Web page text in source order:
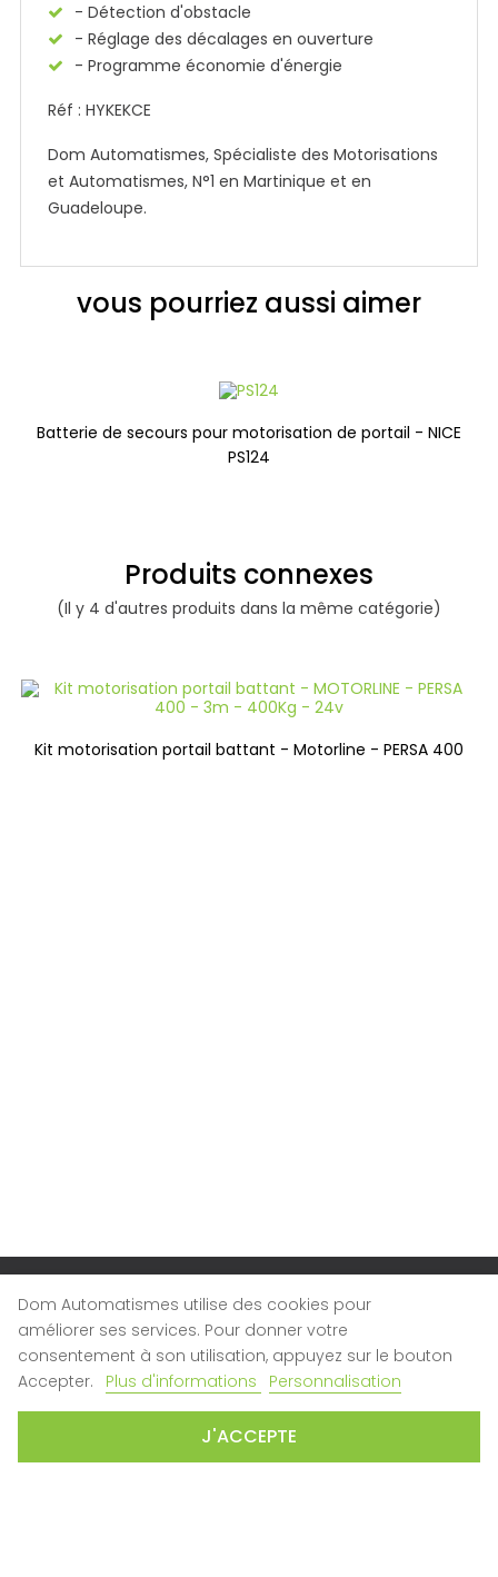
- Détection d'obstacle
- Réglage des décalages en ouverture
- Programme économie d'énergie
Réf : HYKEKCE
Dom Automatismes, Spécialiste des Motorisations
et Automatismes, N°1 en Martinique et en
Guadeloupe.
vous pourriez aussi aimer
Batterie de secours pour motorisation de portail - NICE
PS124
Produits connexes
(Il y 4 d'autres produits dans la même catégorie)
Kit motorisation portail battant - Motorline - PERSA 400
LA SOCIÉTÉ
Qui sommes-nous ?
Nous contacter
Nos magasins
SERVICE CLIENT
Dom Automatismes utilise des cookies pour
améliorer ses services. Pour donner votre
consentement à son utilisation, appuyez sur le bouton
Accepter.
Plus d'informations Personnalisation
J'ACCEPTE